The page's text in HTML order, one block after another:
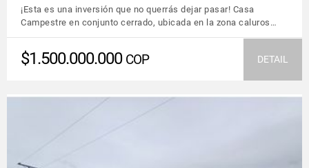
¡Esta es una inversión que no querrás dejar pasar! Casa
Campestre en conjunto cerrado, ubicada en la zona caluros…
$1.500.000.000 COP DETAIL